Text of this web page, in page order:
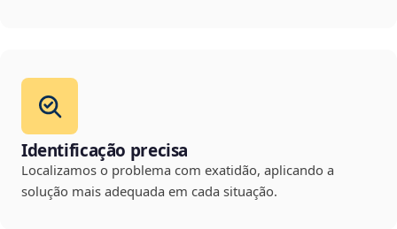
Identificação precisa
Localizamos o problema com exatidão, aplicando a
solução mais adequada em cada situação.